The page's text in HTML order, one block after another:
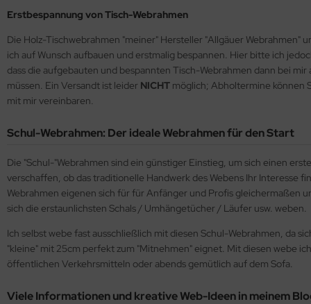
Erstbespannung von Tisch-Webrahmen
Die Holz-Tischwebrahmen "meiner" Hersteller "Allgäuer Webrahmen"
ich auf Wunsch aufbauen und erstmalig bespannen. Hier bitte ich
dass die aufgebauten und bespannten Tisch-Webrahmen dann bei
müssen. Ein Versandt ist leider NICHT möglich; Abholtermine können
mit mir vereinbaren.
Schul-Webrahmen: Der ideale Webrahmen für den Start
Die "Schul-"Webrahmen sind ein günstiger Einstieg, um sich einen
verschaffen, ob das traditionelle Handwerk des Webens Ihr Interesse
Webrahmen eigenen sich für für Anfänger und Profis gleichermaßen
sich die erstaunlichsten Schals / Umhängetücher / Läufer usw. weben.
Ich selbst webe fast ausschließlich mit diesen Schul-Webrahmen, da
"kleine" mit 25cm perfekt zum "Mitnehmen" eignet. Mit diesen webe
öffentlichen Verkehrsmitteln oder abends gemütlich auf dem Sofa.
Viele Informationen und kreative Web-Ideen in meinem